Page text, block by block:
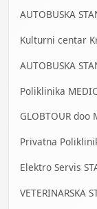
AUTOBUSKA
Kulturni centar
AUTOBUSKA
Poliklinika
GLOBTOUR
Privatna
Elektro Servis
VETERINARSKA